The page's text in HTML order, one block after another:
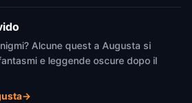
Alcune quest a Augusta si
e leggende oscure dopo il
→